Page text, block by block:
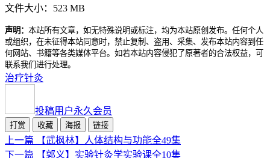
文件大小：523 MB
声明： 本站所有文章，如无特殊说明或标注，均为本站原创发布。任何个人
或组织，在未征得本站同意时，禁止复制、盗用、采集、发布本站内容到任
何网站、书籍等各类媒体平台。如若本站内容侵犯了原著者的合法权益，可
联系我们进行处理。
治疗针灸
投稿用户永久会员
打赏 收藏 海报 链接
上一篇
【武枫林】人体结构与功能全49集
下一篇
【郭义】实验针灸学实验课全10集